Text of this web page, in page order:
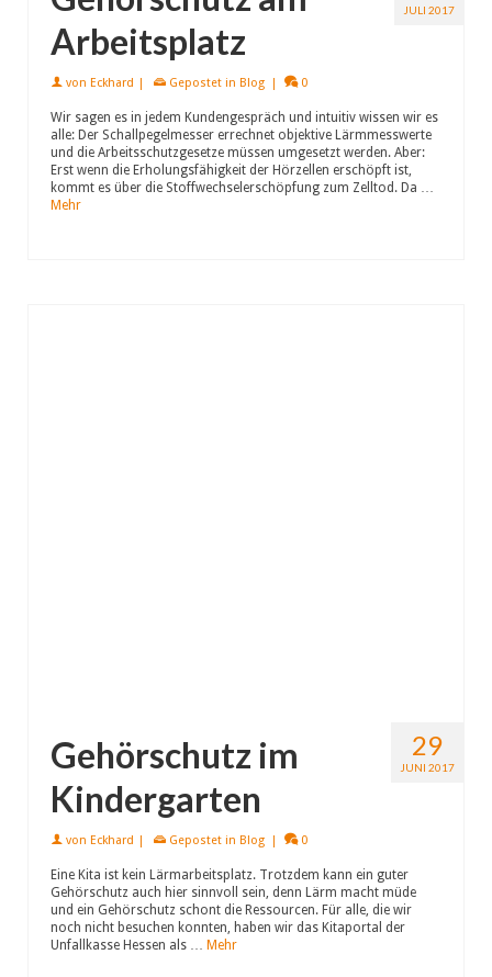
JULI 2017
Arbeitsplatz
von Eckhard | Gepostet in Blog | 0
Wir sagen es in jedem Kundengespräch und intuitiv wissen wir es
alle: Der Schallpegelmesser errechnet objektive Lärmmesswerte
und die Arbeitsschutzgesetze müssen umgesetzt werden. Aber:
Erst wenn die Erholungsfähigkeit der Hörzellen erschöpft ist,
kommt es über die Stoffwechselerschöpfung zum Zelltod. Da …
Mehr
29
JUNI 2017
Gehörschutz im
Kindergarten
von Eckhard | Gepostet in Blog | 0
Eine Kita ist kein Lärmarbeitsplatz. Trotzdem kann ein guter
Gehörschutz auch hier sinnvoll sein, denn Lärm macht müde
und ein Gehörschutz schont die Ressourcen. Für alle, die wir
noch nicht besuchen konnten, haben wir das Kitaportal der
Unfallkasse Hessen als … Mehr